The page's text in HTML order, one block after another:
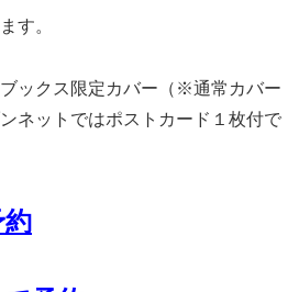
す。
ックス限定カバー（※通常カバー
ネットではポストカード１枚付で